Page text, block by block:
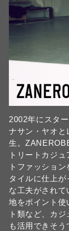
2002年にスタ
ナサン・ヤオと
生。
トリートカジ
トファッショ
タイルに仕上
な工夫がされ
地をポイント使
ト類など、カ
も活用できそ